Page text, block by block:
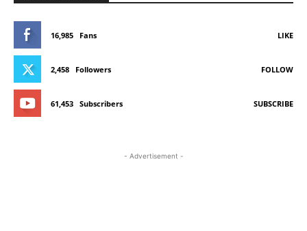
16,985 Fans LIKE
2,458 Followers FOLLOW
61,453 Subscribers SUBSCRIBE
- Advertisement -